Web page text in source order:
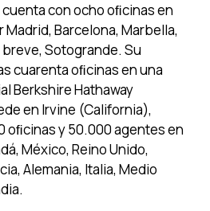
con ocho oﬁcinas en
Barcelona, Marbella,
breve, Sotogrande. Su
cuarenta oﬁcinas en una
Berkshire Hathaway
en Irvine (California),
oﬁcinas y 50.000 agentes en
México, Reino Unido,
Alemania, Italia, Medio